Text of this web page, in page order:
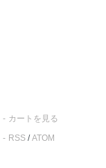
カートを見る
RSS/ATOM